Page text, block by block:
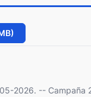
2026. -- Campaña